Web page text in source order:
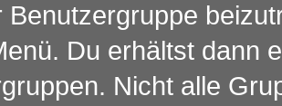
Benutzergruppe
Du erhältst dann
Nicht alle